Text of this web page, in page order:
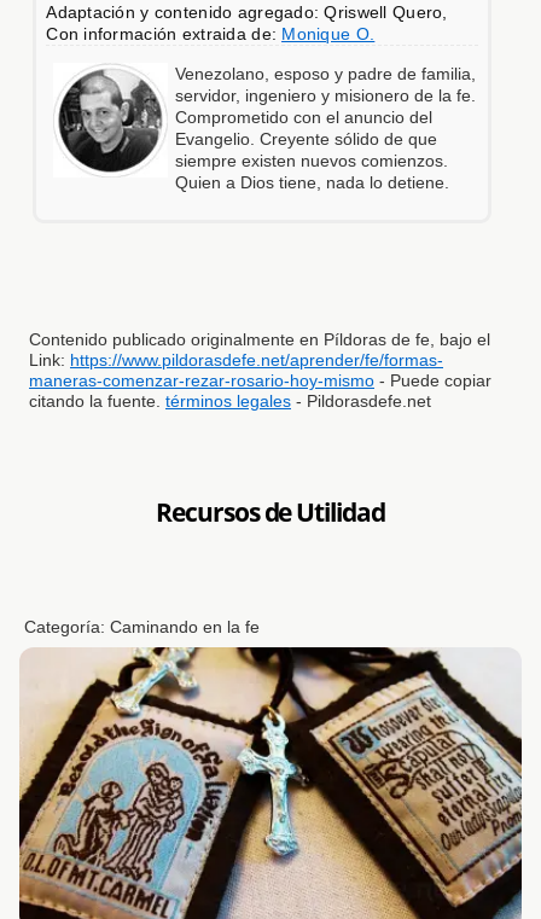
Adaptación y contenido agregado: Qriswell Quero,
Con información extraida de: Monique O.
Venezolano, esposo y padre de familia,
servidor, ingeniero y misionero de la fe.
Comprometido con el anuncio del
Evangelio. Creyente sólido de que
siempre existen nuevos comienzos.
Quien a Dios tiene, nada lo detiene.
Contenido publicado originalmente en Píldoras de fe, bajo el
Link: https://www.pildorasdefe.net/aprender/fe/formas-
maneras-comenzar-rezar-rosario-hoy-mismo - Puede copiar
citando la fuente. términos legales - Pildorasdefe.net
Recursos de Utilidad
Categoría:Caminando en la fe